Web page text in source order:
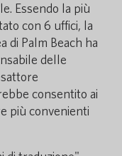
Essendo la più
con 6 uffici, la
di Palm Beach ha
delle
consentito ai
più convenienti